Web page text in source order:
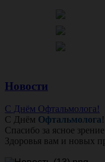
Новости
С Днём Офтальмолога!
С Днём Офтальмолога!
Спасибо за ясное
Здоровья вам и новых